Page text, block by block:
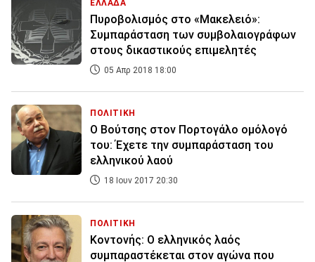
ΕΛΛΑΔΑ
Πυροβολισμός στο «Μακελειό»:
Συμπαράσταση των συμβολαιογράφων
στους δικαστικούς επιμελητές
05 Απρ 2018 18:00
ΠΟΛΙΤΙΚΗ
Ο Βούτσης στον Πορτογάλο ομόλογό
του: Έχετε την συμπαράσταση του
ελληνικού λαού
18 Ιουν 2017 20:30
ΠΟΛΙΤΙΚΗ
Κοντονής: Ο ελληνικός λαός
συμπαραστέκεται στον αγώνα που